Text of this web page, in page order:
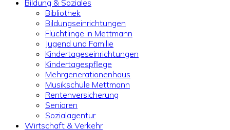
Bildung & Soziales
Bibliothek
Bildungseinrichtungen
Flüchtlinge in Mettmann
Jugend und Familie
Kindertageseinrichtungen
Kindertagespflege
Mehrgenerationenhaus
Musikschule Mettmann
Rentenversicherung
Senioren
Sozialagentur
Wirtschaft & Verkehr